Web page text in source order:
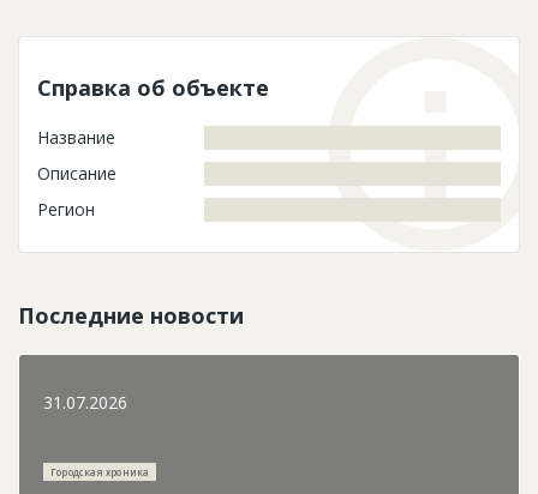
Справка об объекте
Название
Описание
Регион
Последние новости
31.07.2026
Городская хроника